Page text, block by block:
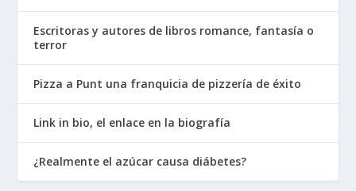
Escritoras y autores de libros romance, fantasía o
terror
Pizza a Punt una franquicia de pizzería de éxito
Link in bio, el enlace en la biografía
¿Realmente el azúcar causa diábetes?